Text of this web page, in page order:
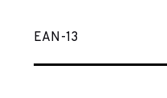
EAN-13